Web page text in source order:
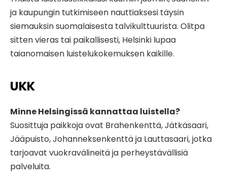
ja kaupungin tutkimiseen nauttiaksesi täysin
siemauksin suomalaisesta talvikulttuurista. Olitpa
sitten vieras tai paikallisesti, Helsinki lupaa
taianomaisen luistelukokemuksen kaikille.
UKK
Minne Helsingissä kannattaa luistella?
Suosittuja paikkoja ovat Brahenkenttä, Jätkäsaari,
Jääpuisto, Johanneksenkenttä ja Lauttasaari, jotka
tarjoavat vuokravälineitä ja perheystävällisiä
palveluita.